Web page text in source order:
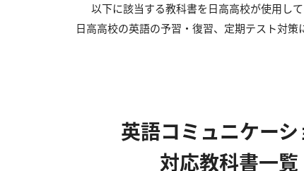
以下に該当する教科書を日高高校が使用して
日高高校の英語の予習・復習、定期テスト対策
英語コミュニケーシ
対応教科書一覧